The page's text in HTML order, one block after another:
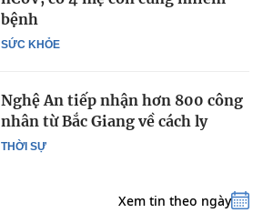
SỨC KHỎE
bệnh
THỜI SỰ
Nghệ An tiếp nhận hơn 800 công
nhân từ Bắc Giang về cách ly
Xem tin theo ngày